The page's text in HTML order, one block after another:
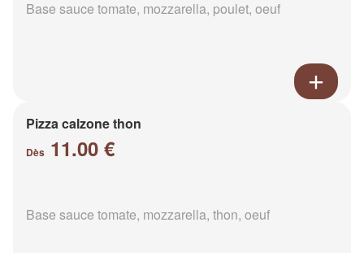
Base sauce tomate, mozzarella, poulet, oeuf
Pizza calzone thon
Dès 11.00 €
Base sauce tomate, mozzarella, thon, oeuf